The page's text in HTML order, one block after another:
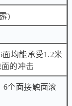
)
均能承受1.2米
的冲击
6个面接触面滚